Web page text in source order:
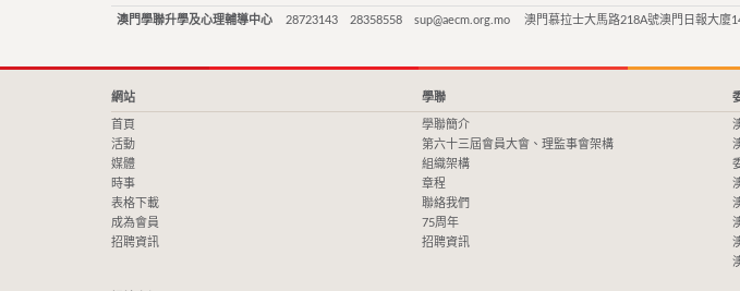
澳門學聯升學及心理輔導中心 28723143 28358558 sup@aecm.org.mo 澳門慕拉士大馬路218A號澳門日報大廈
網站
首頁
活動
媒體
時事
表格下載
成為會員
招聘資訊
學聯
學聯簡介
第六十三屆會員大會、理監事會架構
組織架構
章程
聯絡我們
75周年
招聘資訊